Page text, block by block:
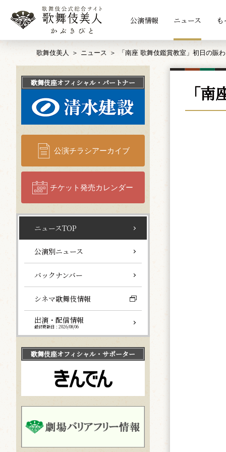
公演情報 ニュース
歌舞伎美人 ニュース 「南座 歌舞伎鑑賞教室」初日の賑
「
歌舞伎座オフィシャル・パートナー
公演チラシアーカイブ
チケット発売カレンダー
ニュースTOP
公演別ニュース
バックナンバー
シネマ歌舞伎情報
出演・配信情報
最終更新日：2026/08/06
歌舞伎座オフィシャル・サポーター